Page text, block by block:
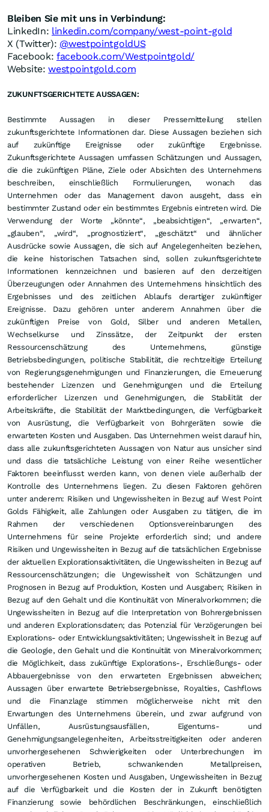
Bleiben Sie mit uns in Verbindung:
LinkedIn: linkedin.com/company/west-point-gold
X (Twitter): @westpointgoldUS
Facebook: facebook.com/Westpointgold/
Website: westpointgold.com
ZUKUNFTSGERICHTETE AUSSAGEN:
Bestimmte Aussagen in dieser Pressemitteilung stellen
zukunftsgerichtete Informationen dar. Diese Aussagen beziehen sich
auf zukünftige Ereignisse oder zukünftige Ergebnisse.
Zukunftsgerichtete Aussagen umfassen Schätzungen und Aussagen,
die die zukünftigen Pläne, Ziele oder Absichten des Unternehmens
beschreiben, einschließlich Formulierungen, wonach das
Unternehmen oder das Management davon ausgeht, dass ein
bestimmter Zustand oder ein bestimmtes Ergebnis eintreten wird. Die
Verwendung der Worte „könnte“, „beabsichtigen“, „erwarten“,
„glauben“, „wird“, „prognostiziert“, „geschätzt“ und ähnlicher
Ausdrücke sowie Aussagen, die sich auf Angelegenheiten beziehen,
die keine historischen Tatsachen sind, sollen zukunftsgerichtete
Informationen kennzeichnen und basieren auf den derzeitigen
Überzeugungen oder Annahmen des Unternehmens hinsichtlich des
Ergebnisses und des zeitlichen Ablaufs derartiger zukünftiger
Ereignisse. Dazu gehören unter anderem Annahmen über die
zukünftigen Preise von Gold, Silber und anderen Metallen,
Wechselkurse und Zinssätze, der Zeitpunkt der ersten
Ressourcenschätzung des Unternehmens,
günstige
Betriebsbedingungen, politische Stabilität, die rechtzeitige Erteilung
von Regierungsgenehmigungen und Finanzierungen, die Erneuerung
bestehender Lizenzen und Genehmigungen und die Erteilung
erforderlicher Lizenzen und Genehmigungen, die Stabilität der
Arbeitskräfte, die Stabilität der Marktbedingungen, die Verfügbarkeit
von Ausrüstung, die Verfügbarkeit von Bohrgeräten sowie die
erwarteten Kosten und Ausgaben. Das Unternehmen weist darauf hin,
dass alle zukunftsgerichteten Aussagen von Natur aus unsicher sind
und dass die tatsächliche Leistung von einer Reihe wesentlicher
Faktoren beeinflusst werden kann, von denen viele außerhalb der
Kontrolle des Unternehmens liegen. Zu diesen Faktoren gehören
unter anderem: Risiken und Ungewissheiten in Bezug auf West Point
Golds Fähigkeit, alle Zahlungen oder Ausgaben zu tätigen, die im
Rahmen der verschiedenen Optionsvereinbarungen des
Unternehmens für seine Projekte erforderlich sind; und andere
Risiken und Ungewissheiten in Bezug auf die tatsächlichen Ergebnisse
der aktuellen Explorationsaktivitäten, die Ungewissheiten in Bezug auf
Ressourcenschätzungen; die Ungewissheit von Schätzungen und
Prognosen in Bezug auf Produktion, Kosten und Ausgaben; Risiken in
Bezug auf den Gehalt und die Kontinuität von Mineralvorkommen; die
Ungewissheiten in Bezug auf die Interpretation von Bohrergebnissen
und anderen Explorationsdaten; das Potenzial für Verzögerungen bei
Explorations- oder Entwicklungsaktivitäten; Ungewissheit in Bezug auf
die Geologie, den Gehalt und die Kontinuität von Mineralvorkommen;
die Möglichkeit, dass zukünftige Explorations-, Erschließungs- oder
Abbauergebnisse von den erwarteten Ergebnissen abweichen;
Aussagen über erwartete Betriebsergebnisse, Royalties, Cashflows
und die Finanzlage stimmen möglicherweise nicht mit den
Erwartungen des Unternehmens überein, und zwar aufgrund von
Unfällen, Ausrüstungsausfällen, Eigentums- und
Genehmigungsangelegenheiten, Arbeitsstreitigkeiten oder anderen
unvorhergesehenen Schwierigkeiten oder Unterbrechungen im
operativen Betrieb, schwankenden Metallpreisen,
unvorhergesehenen Kosten und Ausgaben, Ungewissheiten in Bezug
auf die Verfügbarkeit und die Kosten der in Zukunft benötigten
Finanzierung sowie behördlichen Beschränkungen, einschließlich